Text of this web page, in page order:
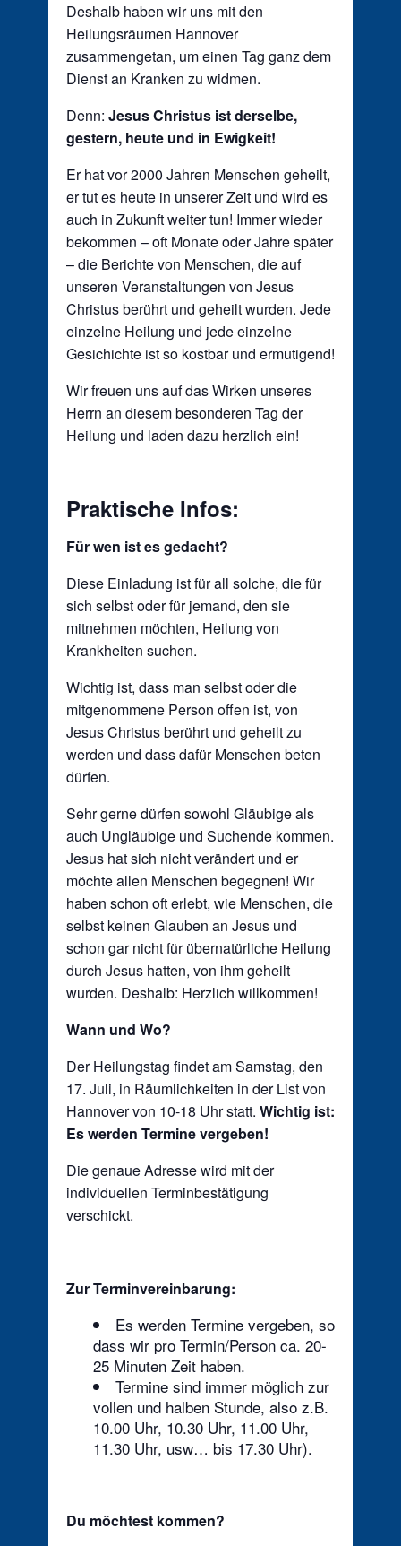
Deshalb haben wir uns mit den
Heilungsräumen Hannover
zusammengetan, um einen Tag ganz dem
Dienst an Kranken zu widmen.
Denn: Jesus Christus ist derselbe,
gestern, heute und in Ewigkeit!
Er hat vor 2000 Jahren Menschen geheilt,
er tut es heute in unserer Zeit und wird es
auch in Zukunft weiter tun! Immer wieder
bekommen – oft Monate oder Jahre später
– die Berichte von Menschen, die auf
unseren Veranstaltungen von Jesus
Christus berührt und geheilt wurden. Jede
einzelne Heilung und jede einzelne
Gesichichte ist so kostbar und ermutigend!
Wir freuen uns auf das Wirken unseres
Herrn an diesem besonderen Tag der
Heilung und laden dazu herzlich ein!
Praktische Infos:
Für wen ist es gedacht?
Diese Einladung ist für all solche, die für
sich selbst oder für jemand, den sie
mitnehmen möchten, Heilung von
Krankheiten suchen.
Wichtig ist, dass man selbst oder die
mitgenommene Person offen ist, von
Jesus Christus berührt und geheilt zu
werden und dass dafür Menschen beten
dürfen.
Sehr gerne dürfen sowohl Gläubige als
auch Ungläubige und Suchende kommen.
Jesus hat sich nicht verändert und er
möchte allen Menschen begegnen! Wir
haben schon oft erlebt, wie Menschen, die
selbst keinen Glauben an Jesus und
schon gar nicht für übernatürliche Heilung
durch Jesus hatten, von ihm geheilt
wurden. Deshalb: Herzlich willkommen!
Wann und Wo?
Der Heilungstag findet am Samstag, den
17. Juli, in Räumlichkeiten in der List von
Hannover von 10-18 Uhr statt. Wichtig ist:
Es werden Termine vergeben!
Die genaue Adresse wird mit der
individuellen Terminbestätigung
verschickt.
Zur Terminvereinbarung:
Es werden Termine vergeben, so
dass wir pro Termin/Person ca. 20-
25 Minuten Zeit haben.
Termine sind immer möglich zur
vollen und halben Stunde, also z.B.
10.00 Uhr, 10.30 Uhr, 11.00 Uhr,
11.30 Uhr, usw… bis 17.30 Uhr).
Du möchtest kommen?